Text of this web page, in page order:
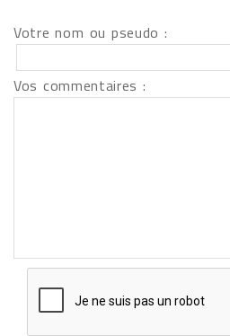
Votre nom ou pseudo :
Vos commentaires :